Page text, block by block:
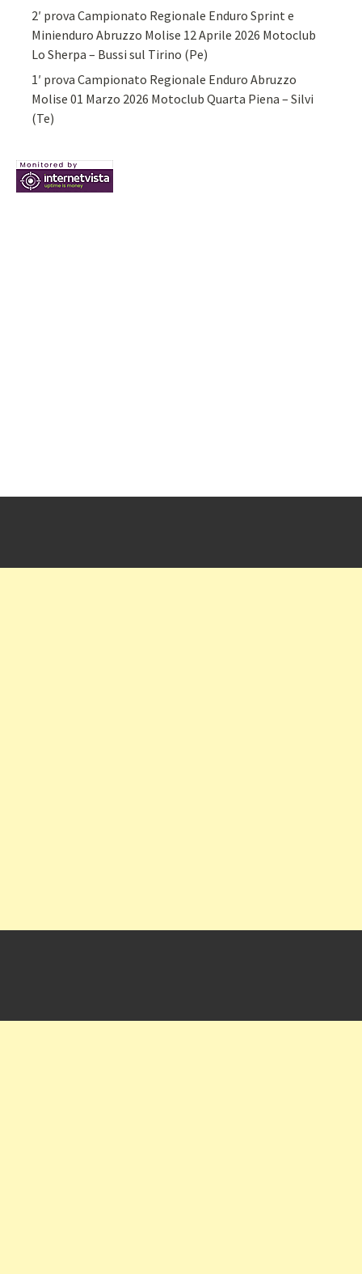
2′ prova Campionato Regionale Enduro Sprint e
Minienduro Abruzzo Molise 12 Aprile 2026 Motoclub
Lo Sherpa – Bussi sul Tirino (Pe)
1′ prova Campionato Regionale Enduro Abruzzo
Molise 01 Marzo 2026 Motoclub Quarta Piena – Silvi
(Te)